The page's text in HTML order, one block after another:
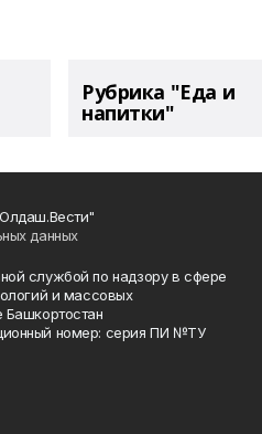
Рубрика "Еда и
напитки"
данных
службой по надзору в сфере
и массовых
Башкортостан
номер: серия ПИ №ТУ